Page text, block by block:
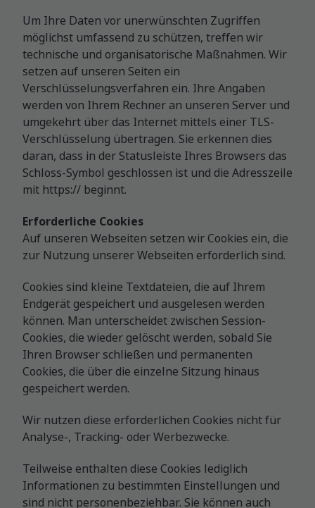
Um Ihre Daten vor unerwünschten Zugriffen
möglichst umfassend zu schützen, treffen wir
technische und organisatorische Maßnahmen. Wir
setzen auf unseren Seiten ein
Verschlüsselungsverfahren ein. Ihre Angaben
werden von Ihrem Rechner an unseren Server und
umgekehrt über das Internet mittels einer TLS-
Verschlüsselung übertragen. Sie erkennen dies
daran, dass in der Statusleiste Ihres Browsers das
Schloss-Symbol geschlossen ist und die Adresszeile
mit https:// beginnt.
Erforderliche Cookies
Auf unseren Webseiten setzen wir Cookies ein, die
zur Nutzung unserer Webseiten erforderlich sind.
Cookies sind kleine Textdateien, die auf Ihrem
Endgerät gespeichert und ausgelesen werden
können. Man unterscheidet zwischen Session-
Cookies, die wieder gelöscht werden, sobald Sie
Ihren Browser schließen und permanenten
Cookies, die über die einzelne Sitzung hinaus
gespeichert werden.
Wir nutzen diese erforderlichen Cookies nicht für
Analyse-, Tracking- oder Werbezwecke.
Teilweise enthalten diese Cookies lediglich
Informationen zu bestimmten Einstellungen und
sind nicht personenbeziehbar. Sie können auch